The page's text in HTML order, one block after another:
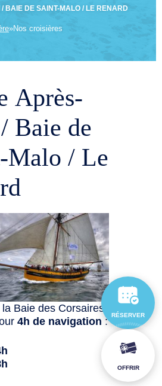
BAIE DE SAINT-MALO / LE RENARD
»Nos croisières
Après-
Baie de
Malo / Le
Baie des Corsaires
4h de navigation :
RÉSERVER
OFFRIR